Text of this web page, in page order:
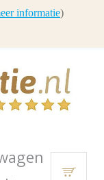
informatie)